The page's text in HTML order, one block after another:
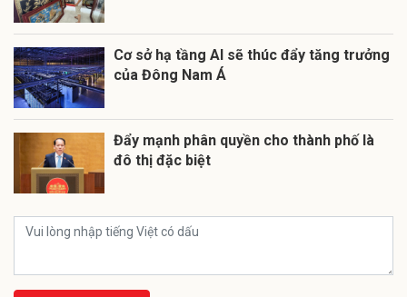
Cơ sở hạ tầng AI sẽ thúc đẩy tăng trưởng
của Đông Nam Á
Đẩy mạnh phân quyền cho thành phố là
đô thị đặc biệt